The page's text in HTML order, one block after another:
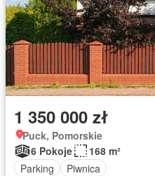
1 350 000 zł
Puck, Pomorskie
6 Pokoje
168 m²
Parking
Piwnica